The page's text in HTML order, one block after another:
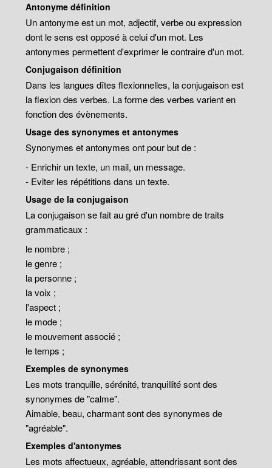
Antonyme définition
Un antonyme est un mot, adjectif, verbe ou expression
dont le sens est opposé à celui d'un mot. Les
antonymes permettent d'exprimer le contraire d'un mot.
Conjugaison définition
Dans les langues dîtes flexionnelles, la conjugaison est
la flexion des verbes. La forme des verbes varient en
fonction des évènements.
Usage des synonymes et antonymes
Synonymes et antonymes ont pour but de :
- Enrichir un texte, un mail, un message.
- Eviter les répétitions dans un texte.
Usage de la conjugaison
La conjugaison se fait au gré d'un nombre de traits
grammaticaux :
le nombre ;
le genre ;
la personne ;
la voix ;
l'aspect ;
le mode ;
le mouvement associé ;
le temps ;
Exemples de synonymes
Les mots tranquille, sérénité, tranquillité sont des
synonymes de "calme".
Aimable, beau, charmant sont des synonymes de
"agréable".
Exemples d'antonymes
Les mots affectueux, agréable, attendrissant sont des